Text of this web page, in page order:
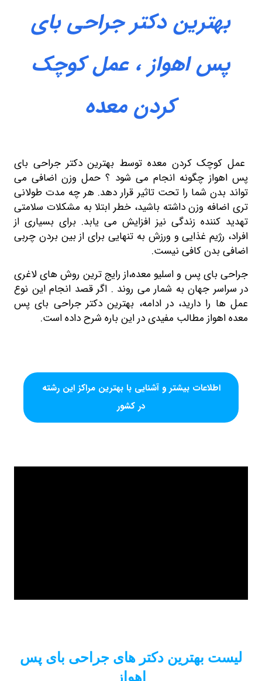
بهترین دکتر جراحی بای
پس اهواز ، عمل کوچک
کردن معده
کوچک کردن معده توسط بهترین دکتر جراحی بای
چگونه انجام می شود ؟ حمل وزن اضافی می
بدن شما را تحت تاثیر قرار دهد. هر چه مدت طولانی
وزن داشته باشید، خطر ابتلا به مشکلات سلامتی
کننده زندگی نیز افزایش می یابد. برای بسیاری از
رژیم غذایی و ورزش به تنهایی برای از بین بردن چربی
بدن کافی نیست.
بای پس واسلیو معده،از رایج ترین روش های لاغری
جهان به شمار می روند . اگر قصد انجام این نوع
را دارید، در ادامه، بهترین دکتر جراحی بای پس
اهواز مطالب مفیدی در این باره شرح داده است.
اطلاعات بیشتر و آشنایی با بهترین مراکز این رشته
بهترین دکتر های جراحی بای پس